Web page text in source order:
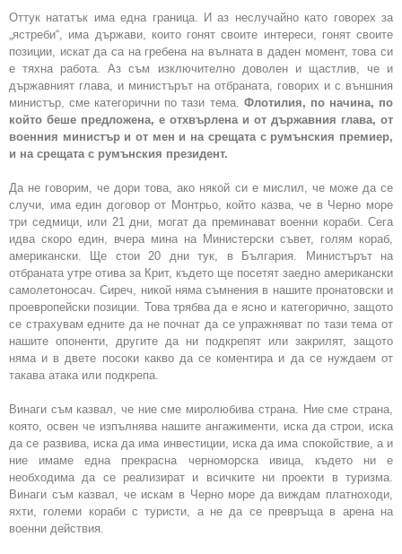
Оттук нататък има една граница. И аз неслучайно като говорех за
„ястреби“, има държави, които гонят своите интереси, гонят своите
позиции, искат да са на гребена на вълната в даден момент, това си
е тяхна работа. Аз съм изключително доволен и щастлив, че и
държавният глава, и министърът на отбраната, говорих и с външния
министър, сме категорични по тази тема. Флотилия, по начина, по
който беше предложена, е отхвърлена и от държавния глава, от
военния министър и от мен и на срещата с румънския премиер,
и на срещата с румънския президент.
Да не говорим, че дори това, ако някой си е мислил, че може да се
случи, има един договор от Монтрьо, който казва, че в Черно море
три седмици, или 21 дни, могат да преминават военни кораби. Сега
идва скоро един, вчера мина на Министерски съвет, голям кораб,
американски. Ще стои 20 дни тук, в България. Министърът на
отбраната утре отива за Крит, където ще посетят заедно американски
самолетоносач. Сиреч, никой няма съмнения в нашите пронатовски и
проевропейски позиции. Това трябва да е ясно и категорично, защото
се страхувам едните да не почнат да се упражняват по тази тема от
нашите опоненти, другите да ни подкрепят или закрилят, защото
няма и в двете посоки какво да се коментира и да се нуждаем от
такава атака или подкрепа.
Винаги съм казвал, че ние сме миролюбива страна. Ние сме страна,
която, освен че изпълнява нашите ангажименти, иска да строи, иска
да се развива, иска да има инвестиции, иска да има спокойствие, а и
ние имаме една прекрасна черноморска ивица, където ни е
необходима да се реализират и всичките ни проекти в туризма.
Винаги съм казвал, че искам в Черно море да виждам платноходи,
яхти, големи кораби с туристи, а не да се превръща в арена на
военни действия.